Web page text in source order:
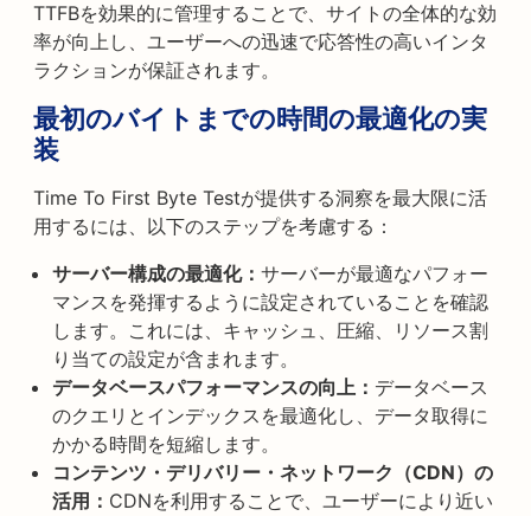
TTFBを効果的に管理することで、サイトの全体的な効
率が向上し、ユーザーへの迅速で応答性の高いインタ
ラクションが保証されます。
最初のバイトまでの時間の最適化の実
装
Time To First Byte Testが提供する洞察を最大限に活
用するには、以下のステップを考慮する：
サーバー構成の最適化： サーバーが最適なパフォー
マンスを発揮するように設定されていることを確認
します。これには、キャッシュ、圧縮、リソース割
り当ての設定が含まれます。
データベースパフォーマンスの向上： データベース
のクエリとインデックスを最適化し、データ取得に
かかる時間を短縮します。
コンテンツ・デリバリー・ネットワーク（CDN）の
活用： CDNを利用することで、ユーザーにより近い